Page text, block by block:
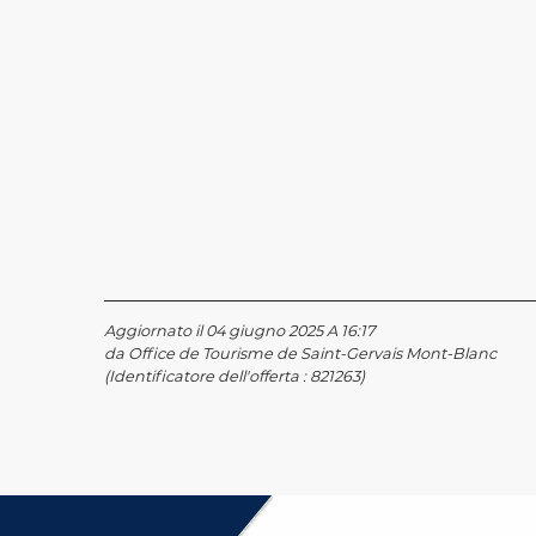
Aggiornato il 04 giugno 2025 A 16:17
da Office de Tourisme de Saint-Gervais Mont-Blanc
(Identificatore dell'offerta : 821263)